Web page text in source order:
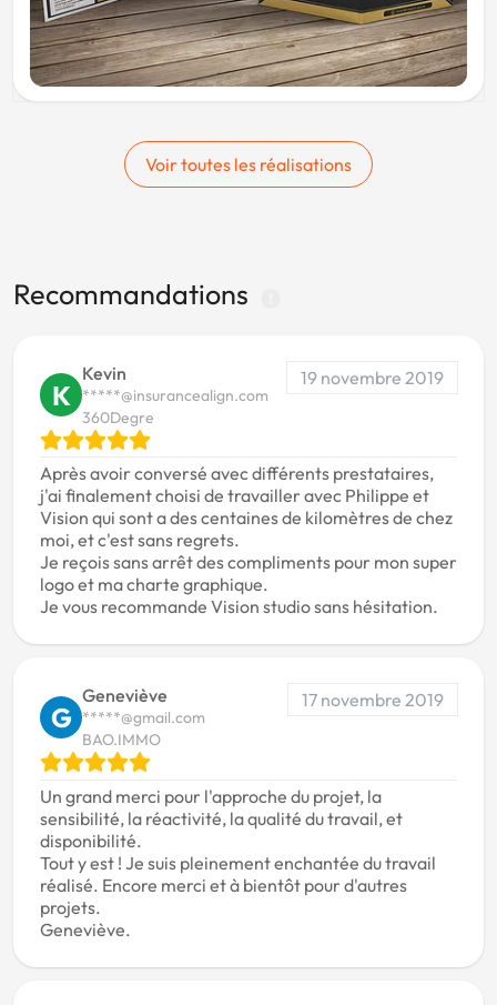
Voir toutes les réalisations
Recommandations
K
Kevin
*****@insurancealign.com
360Degre
19 novembre 2019
Après avoir conversé avec différents prestataires,
j'ai finalement choisi de travailler avec Philippe et
Vision qui sont a des centaines de kilomètres de chez
moi, et c'est sans regrets.
Je reçois sans arrêt des compliments pour mon super
logo et ma charte graphique.
Je vous recommande Vision studio sans hésitation.
G
Geneviève
*****@gmail.com
BAO.IMMO
17 novembre 2019
Un grand merci pour l'approche du projet, la
sensibilité, la réactivité, la qualité du travail, et
disponibilité.
Tout y est ! Je suis pleinement enchantée du travail
réalisé. Encore merci et à bientôt pour d'autres
projets.
Geneviève.